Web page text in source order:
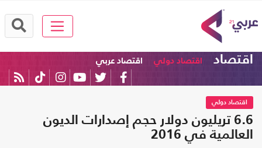
اقتصاد اقتصاد دولي اقتصاد عربي
اقتصاد دولي
6.6 تريليون دولار حجم إصدارات الديون
العالمية في 2016